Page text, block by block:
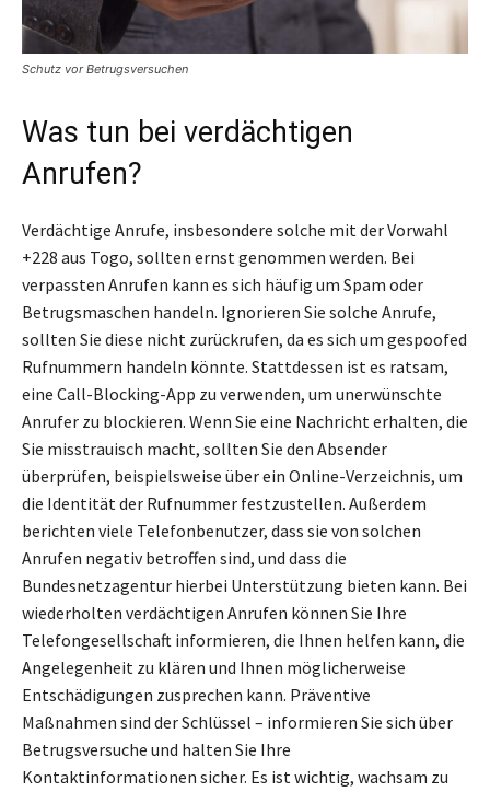
Schutz vor Betrugsversuchen
Was tun bei verdächtigen
Anrufen?
Verdächtige Anrufe, insbesondere solche mit der Vorwahl
+228 aus Togo, sollten ernst genommen werden. Bei
verpassten Anrufen kann es sich häufig um Spam oder
Betrugsmaschen handeln. Ignorieren Sie solche Anrufe,
sollten Sie diese nicht zurückrufen, da es sich um gespoofed
Rufnummern handeln könnte. Stattdessen ist es ratsam,
eine Call-Blocking-App zu verwenden, um unerwünschte
Anrufer zu blockieren. Wenn Sie eine Nachricht erhalten, die
Sie misstrauisch macht, sollten Sie den Absender
überprüfen, beispielsweise über ein Online-Verzeichnis, um
die Identität der Rufnummer festzustellen. Außerdem
berichten viele Telefonbenutzer, dass sie von solchen
Anrufen negativ betroffen sind, und dass die
Bundesnetzagentur hierbei Unterstützung bieten kann. Bei
wiederholten verdächtigen Anrufen können Sie Ihre
Telefongesellschaft informieren, die Ihnen helfen kann, die
Angelegenheit zu klären und Ihnen möglicherweise
Entschädigungen zusprechen kann. Präventive
Maßnahmen sind der Schlüssel – informieren Sie sich über
Betrugsversuche und halten Sie Ihre
Kontaktinformationen sicher. Es ist wichtig, wachsam zu